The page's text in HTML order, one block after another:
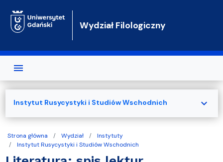
Wydział Filologiczny
Strona główna Wydział
Instytuty
Instytut Rusycystyki i Studiów Wschodnich
Instytut Rusycystyki i Studiów Wschodnich expand_more